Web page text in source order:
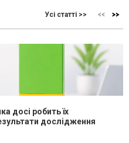
Усі статті >>
досі робить їх
дослідження